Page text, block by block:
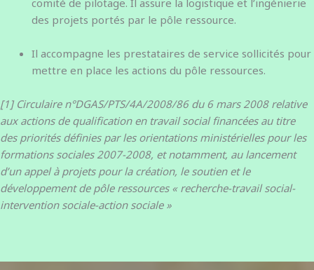
comité de pilotage. Il assure la logistique et l’ingénierie
des projets portés par le pôle ressource.
Il accompagne les prestataires de service sollicités pour
mettre en place les actions du pôle ressources.
[1] Circulaire n°DGAS/PTS/4A/2008/86 du 6 mars 2008 relative
aux actions de qualification en travail social financées au titre
des priorités définies par les orientations ministérielles pour les
formations sociales 2007-2008, et notamment, au lancement
d’un appel à projets pour la création, le soutien et le
développement de pôle ressources « recherche-travail social-
intervention sociale-action sociale »